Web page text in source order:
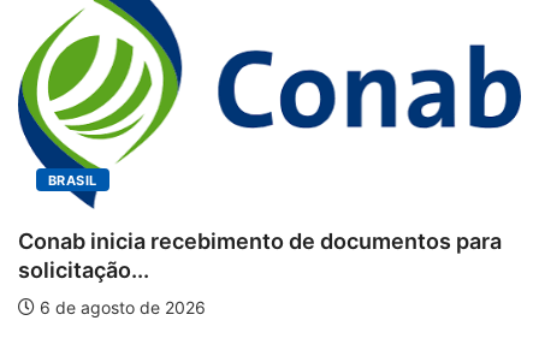
BRASIL
Conab inicia recebimento de documentos para
solicitação...
6 de agosto de 2026